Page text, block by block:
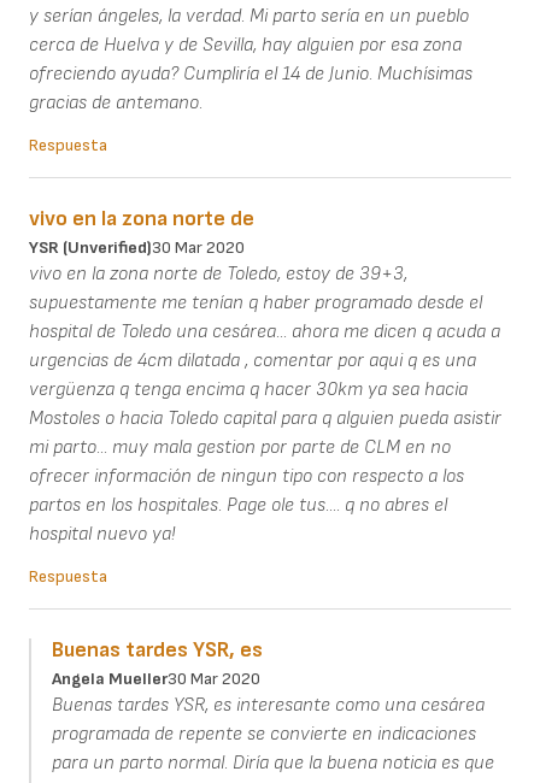
y serían ángeles, la verdad. Mi parto sería en un pueblo
cerca de Huelva y de Sevilla, hay alguien por esa zona
ofreciendo ayuda? Cumpliría el 14 de Junio. Muchísimas
gracias de antemano.
Respuesta
vivo en la zona norte de
YSR (unverified)30 Mar 2020
vivo en la zona norte de Toledo, estoy de 39+3,
supuestamente me tenían q haber programado desde el
hospital de Toledo una cesárea... ahora me dicen q acuda a
urgencias de 4cm dilatada , comentar por aqui q es una
vergüenza q tenga encima q hacer 30km ya sea hacia
Mostoles o hacia Toledo capital para q alguien pueda asistir
mi parto... muy mala gestion por parte de CLM en no
ofrecer información de ningun tipo con respecto a los
partos en los hospitales. Page ole tus.... q no abres el
hospital nuevo ya!
Respuesta
Buenas tardes YSR, es
Angela Mueller30 Mar 2020
Buenas tardes YSR, es interesante como una cesárea
programada de repente se convierte en indicaciones
para un parto normal. Diría que la buena noticia es que